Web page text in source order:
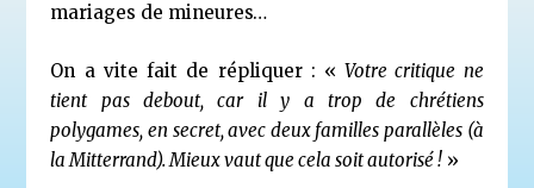
mariages de mineures…
On a vite fait de répliquer : «Votre critique ne
tient pas debout, car il y a trop de chrétiens
polygames, en secret, avec deux familles parallèles (à
la Mitterrand). Mieux vaut que cela soit autorisé ! »